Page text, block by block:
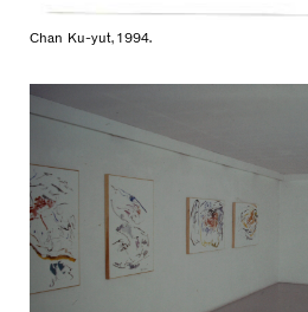
Chan Ku-yut, 1994.